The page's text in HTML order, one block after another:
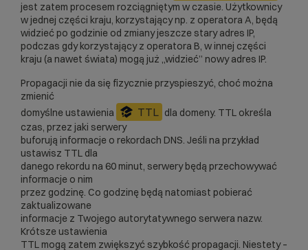
jest zatem procesem rozciągniętym w czasie. Użytkownicy
w jednej części kraju, korzystający np. z operatora A, będą
widzieć po godzinie od zmiany jeszcze stary adres IP,
podczas gdy korzystający z operatora B, w innej części
kraju (a nawet świata) mogą już „widzieć” nowy adres IP.
Propagacji nie da się fizycznie przyspieszyć, choć można
zmienić
domyślne ustawienia
TTL dla domeny. TTL określa
czas, przez jaki serwery
buforują informacje o rekordach DNS. Jeśli na przykład
ustawisz TTL dla
danego rekordu na 60 minut, serwery będą przechowywać
informacje o nim
przez godzinę. Co godzinę będą natomiast pobierać
zaktualizowane
informacje z Twojego autorytatywnego serwera nazw.
Krótsze ustawienia
TTL mogą zatem zwiększyć szybkość propagacji. Niestety –